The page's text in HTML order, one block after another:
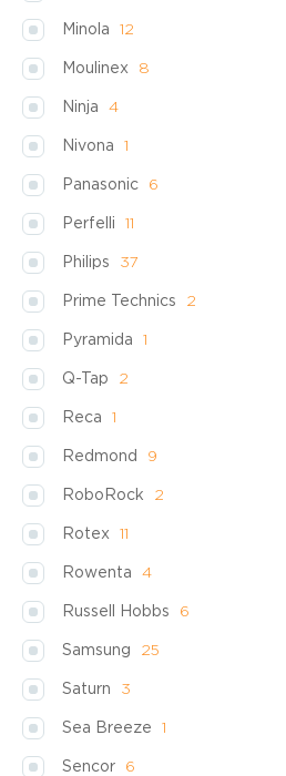
Minola 12
Moulinex 8
Ninja 4
Nivona 1
Panasonic 6
Perfelli 11
Philips 37
Prime Technics 2
Pyramida 1
Q-Tap 2
Reca 1
Redmond 9
RoboRock 2
Rotex 11
Rowenta 4
Russell Hobbs 6
Samsung 25
Saturn 3
Sea Breeze 1
Sencor 6